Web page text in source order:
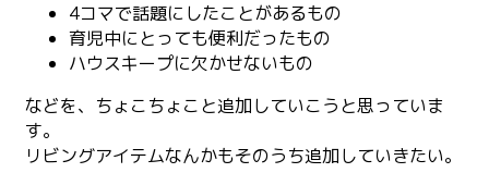
4コマで話題にしたことがあるもの
育児中にとっても便利だったもの
ハウスキープに欠かせないもの
などを、ちょこちょこと追加していこうと思っていま
す。
リビングアイテムなんかもそのうち追加していきたい。